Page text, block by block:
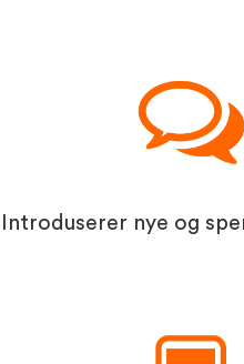
Introduserer nye og